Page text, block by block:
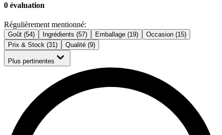
0 évaluation
Régulièrement mentionné:
Goût (54) Ingrédients (57) Emballage (19)
Occasion (15)
Prix & Stock (31)
Qualité (9)
Plus pertinentes